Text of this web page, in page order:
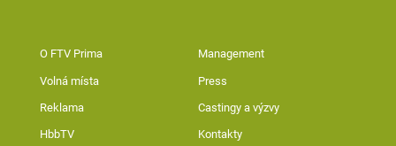
O FTV Prima Management
Volná místa Press
Reklama Castingy a výzvy
HbbTV Kontakty